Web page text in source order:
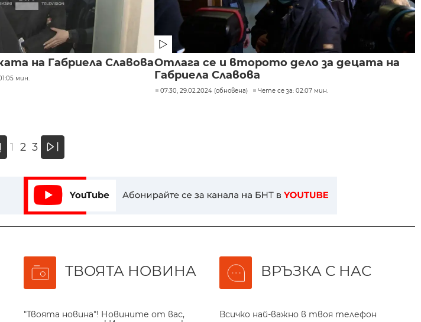
на Габриела Славова
мин.
Отлага се и второто дело за децата на
Габриела Славова
07:30, 29.02.2024 (обновена) Чете се за: 02:07 мин.
1 2 3 »
ТВОЯТА НОВИНА
"Твоята новина"! Новините от вас,
ВРЪЗКА С НАС
Всичко най-важно в твоя телефон